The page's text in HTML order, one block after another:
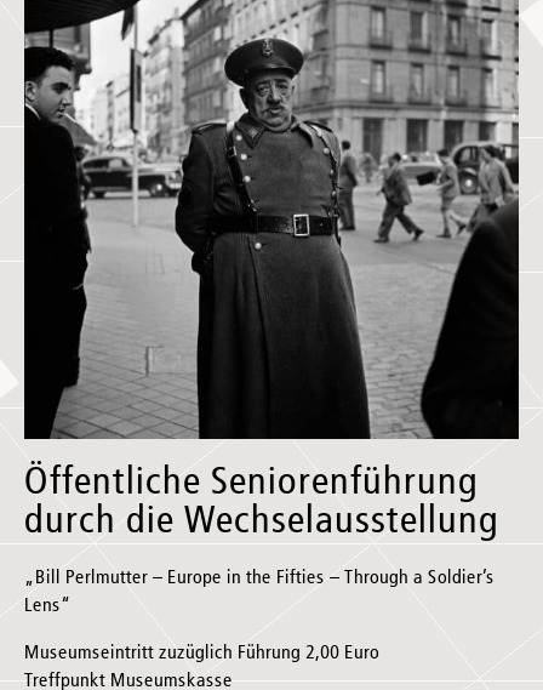
Öffentliche Seniorenführung
durch die Wechselausstellung
„Bill Perlmutter – Europe in the Fifties – Through a Soldier’s
Lens“
Museumseintritt zuzüglich Führung 2,00 Euro
Treffpunkt Museumskasse